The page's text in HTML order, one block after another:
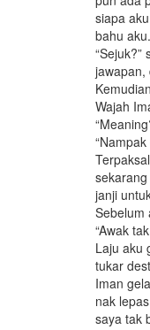
siapa
bahu aku.
jawapan,
Wajah
janji
Sebelum
“Awak
Laju aku
tukar
Iman
nak
saya tak